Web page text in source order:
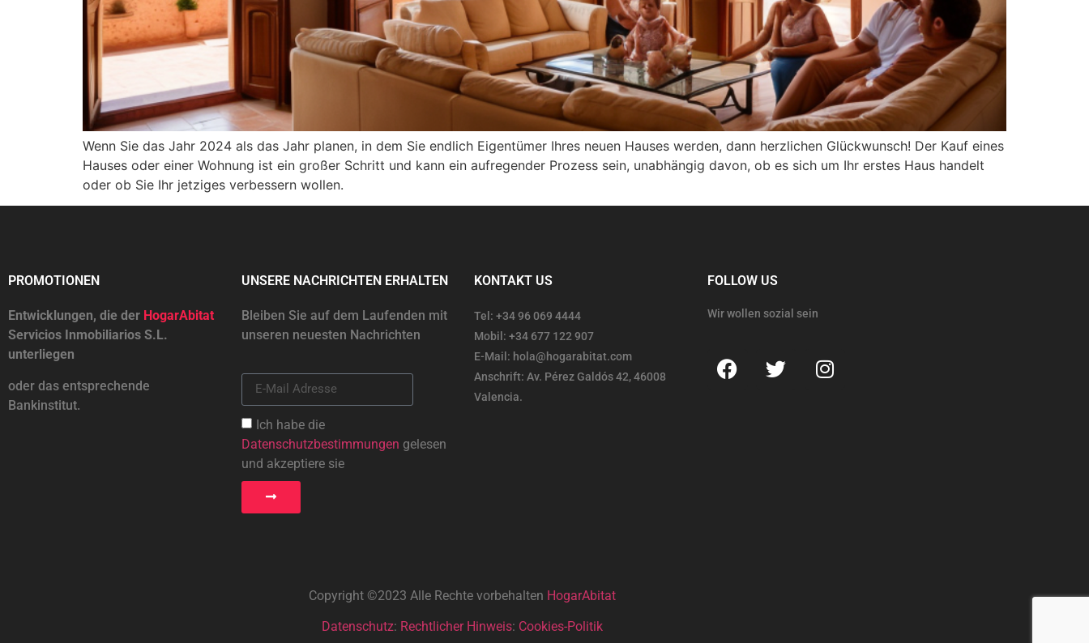
Wenn Sie das Jahr 2024 als das Jahr planen, in dem Sie endlich Eigentümer Ihres neuen Hauses werden, dann herzlichen Glückwunsch! Der Kauf eines
Hauses oder einer Wohnung ist ein großer Schritt und kann ein aufregender Prozess sein, unabhängig davon, ob es sich um Ihr erstes Haus handelt
oder ob Sie Ihr jetziges verbessern wollen.
PROMOTIONEN
Entwicklungen, die der HogarAbitat
Servicios Inmobiliarios S.L.
unterliegen
oder das entsprechende
Bankinstitut.
UNSERE NACHRICHTEN ERHALTEN
Bleiben Sie auf dem Laufenden mit
unseren neuesten Nachrichten
Ich habe die
Datenschutzbestimmungen gelesen
und akzeptiere sie
KONTAKT US
Tel: +34 96 069 4444
Mobil: +34 677 122 907
E-Mail: hola@hogarabitat.com
Anschrift: Av. Pérez Galdós 42, 46008
Valencia.
FOLLOW US
Wir wollen sozial sein
Copyright ©2023 Alle Rechte vorbehalten HogarAbitat
Datenschutz: Rechtlicher Hinweis: Cookies-Politik